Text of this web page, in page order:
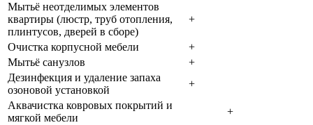
Мытьё неотделимых элементов
квартиры (люстр, труб отопления,
плинтусов, дверей в сборе)
+
Очистка корпусной мебели
+
Мытьё санузлов
+
Дезинфекция и удаление запаха
озоновой установкой
+
Аквачистка ковровых покрытий и
мягкой мебели
+